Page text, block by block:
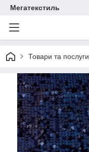
Мегатекстиль
Товари та послуги